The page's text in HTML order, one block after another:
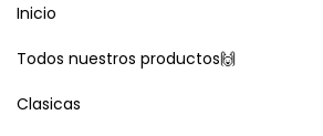
Inicio
Todos nuestros productos🙌
Clasicas